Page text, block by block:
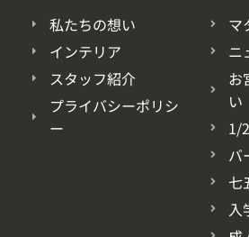
私たちの想い
インテリア
スタッフ紹介
プライバシーポリシ
ー
マ
ニ
お
い
1/
バ
七
入